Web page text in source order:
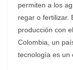
permiten a los
regar o fertilizar.
producción con
Colombia, un
tecnología es un